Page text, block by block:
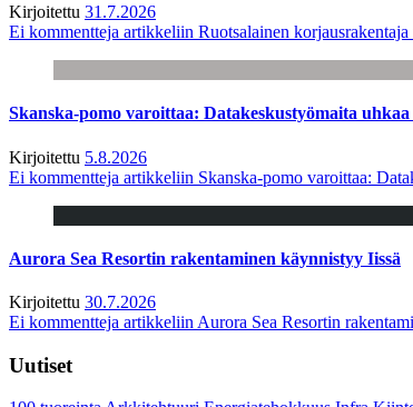
Kirjoitettu 31.7.2026
Ei kommentteja artikkeliin Ruotsalainen
Skanska-pomo varoittaa: Datakeskustyömaita uhkaa
Kirjoitettu 5.8.2026
Ei kommentteja artikkeliin Skanska-pomo varoittaa:
Aurora Sea Resortin rakentaminen käynnistyy Iissä
Kirjoitettu 30.7.2026
Ei kommentteja artikkeliin Aurora Sea Resortin
Uutiset